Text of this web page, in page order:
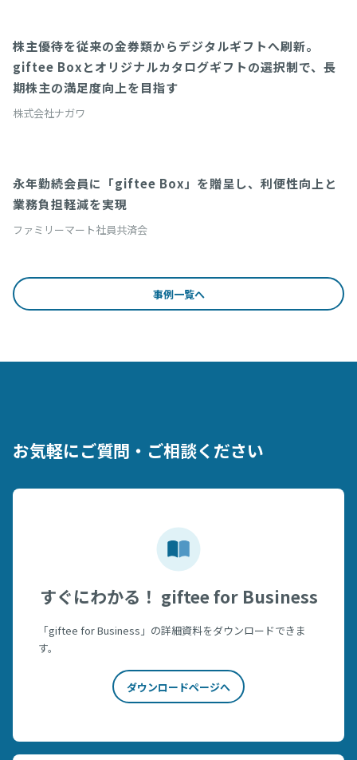
オリジナルカタログギフト
株主優待を従来の金券類からデジタルギフトへ刷新。
giftee Boxとオリジナルカタログギフトの選択制で、長
期株主の満足度向上を目指す
株式会社ナガワ
導入事例
永年勤続会員に「giftee Box」を贈呈し、利便性向上と
業務負担軽減を実現
ファミリーマート社員共済会
事例一覧へ
お気軽にご質問・ご相談ください
すぐにわかる！ giftee for Business
「giftee for Business」の詳細資料をダウンロードできま
す。
ダウンロードページへ